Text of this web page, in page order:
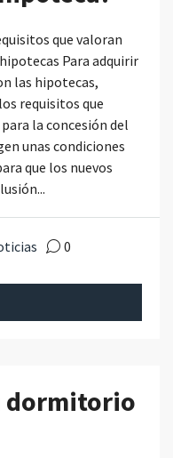
que valoran
Para adquirir
las hipotecas,
requisitos que
la concesión del
unas condiciones
que los nuevos
0
dormitorio